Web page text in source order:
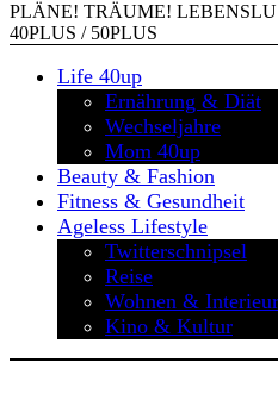
PLÄNE! TRÄUME!
40PLUS / 50PLUS
Life 40up
Ernährung & Diät
Wechseljahre
Mom 40up
Beauty & Fashion
Fitness & Gesundheit
Ageless Lifestyle
Twitterschnipsel
Reise
Wohnen & Interieur
Kino & Kultur